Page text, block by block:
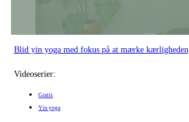
Blid yin yoga med fokus på at mærke
Videoserier:
Gratis
Yin yoga